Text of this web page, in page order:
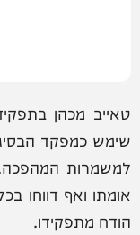
שימש כמפקד
למשמרות
אומתו ואף דווחו
הודח מתפקידו.